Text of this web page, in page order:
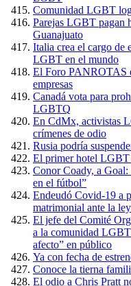
Comunidad LGBT
Parejas LGBT pagan
Guanajuato
Italia crea el cargo de
LGBT en el mundo
El Foro PANROTAS
empresas
Canadá vota para
LGBTQ
En CdMx, activistas
crímenes de odio
Rusia podría
El primer hotel LGBT
Conor Coady, a Goal:
en el fútbol”
Endeudó Covid-19 a
matrimonial ante la
El jefe del Comité
a la comunidad LGBT
afecto” en público
Ya con fecha de
Conoce la tierna
El odio a Chris Pratt